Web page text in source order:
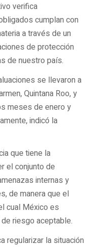
verifica
cumplan con
a través de un
de protección
de nuestro país.
se llevaron a
Quintana Roo, y
meses de enero y
indicó la
que tiene la
el conjunto de
internas y
de manera que el
cual México es
riesgo aceptable.
regularizar la situación